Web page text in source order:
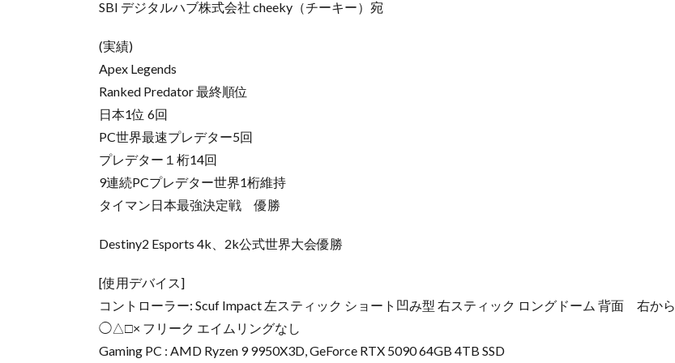
SBI デジタルハブ株式会社 cheeky（チーキー）宛
(実績)
Apex Legends
Ranked Predator 最終順位
日本1位 6回
PC世界最速プレデター5回
プレデター１桁14回
9連続PCプレデター世界1桁維持
タイマン日本最強決定戦 優勝
Destiny2 Esports 4k、2k公式世界大会優勝
[使用デバイス]
コントローラー: Scuf Impact 左スティック ショート凹み型 右スティック ロングドーム 背面 右から
◯△□× フリーク エイムリングなし
Gaming PC : AMD Ryzen 9 9950X3D, GeForce RTX 5090 64GB 4TB SSD